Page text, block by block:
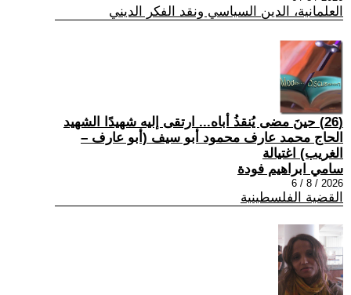
العلمانية، الدين السياسي ونقد الفكر الديني
(26) حينَ مضى يُنقذُ أباه... ارتقى إليه شهيدًا الشهيد
الحاج محمد عارف محمود أبو سيف (أبو عارف –
الغريب) اغتيالة
سامي ابراهيم فودة
2026 / 8 / 6
القضية الفلسطينية